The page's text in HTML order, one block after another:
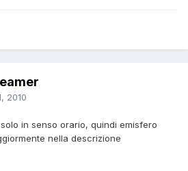
2010
in senso orario, quindi emisfero
nella descrizione